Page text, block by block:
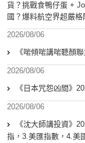
貨？挑戰食鴨仔蛋 +
國？爆料航空界超嚴
2026/08/06
《啱傾啱講啱聽顏
2026/08/06
《日本咒怨凶間》
2026/08/06
《沈大師講投資》
指，3.美匯指數，4.美